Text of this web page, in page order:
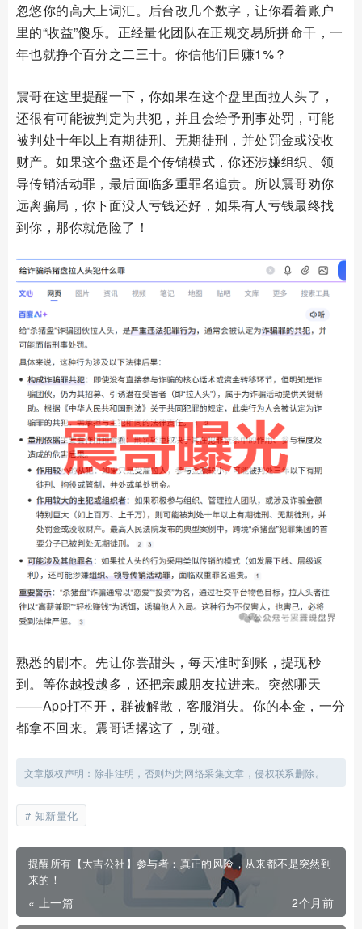
忽悠你的高大上词汇。后台改几个数字，让你看着账户
里的“收益”傻乐。正经量化团队在正规交易所拼命干，一
年也就挣个百分之二三十。你信他们日赚1%？
震哥在这里提醒一下，你如果在这个盘里面拉人头了，
还很有可能被判定为共犯，并且会给予刑事处罚，可能
被判处十年以上有期徒刑、无期徒刑，并处罚金或没收
财产。如果这个盘还是个传销模式，你还涉嫌组织、领
导传销活动罪，最后面临多重罪名追责。所以震哥劝你
远离骗局，你下面没人亏钱还好，如果有人亏钱最终找
到你，那你就危险了！
熟悉的剧本。先让你尝甜头，每天准时到账，提现秒
到。等你越投越多，还把亲戚朋友拉进来。突然哪天
——App打不开，群被解散，客服消失。你的本金，一分
都拿不回来。震哥话撂这了，别碰。
文章版权声明：除非注明，否则均为网络采集文章，侵权联系删除。
知新量化
提醒所有【大吉公社】参与者：真正的风险，从来都不是突然到
来的！
« 上一篇 2个月前